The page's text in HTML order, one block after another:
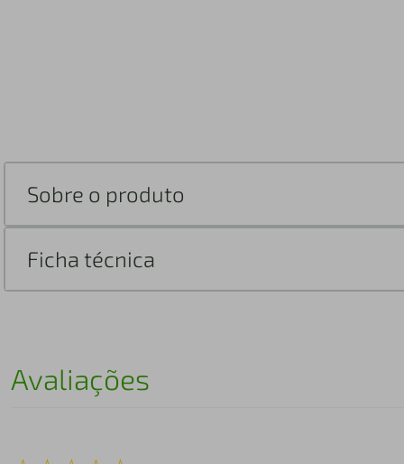
Sobre o produto
Ficha técnica
Avaliações